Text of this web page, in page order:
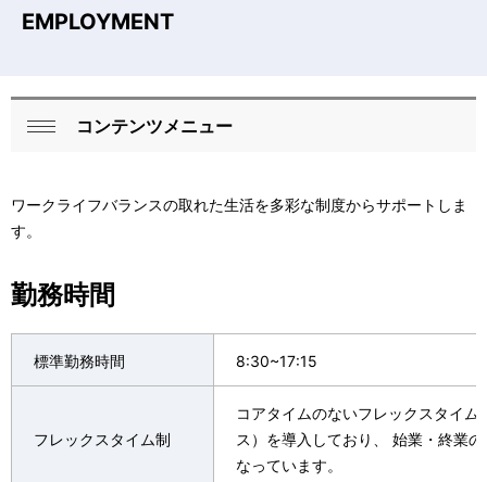
v
g
i
n
EMPLOYMENT
c
l
N
る
コンテンツメニュー
ワークライフバランスの取れた生活を多彩な制度からサポートしま
す。
勤務時間
標準勤務時間 8:30~17:15
フレックスタイム制
コアタイムのないフレックスタイ
ス）を導入しており、 始業・終業
なっています。